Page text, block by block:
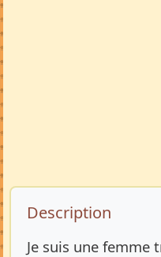
Description de
Description
Je suis une femme